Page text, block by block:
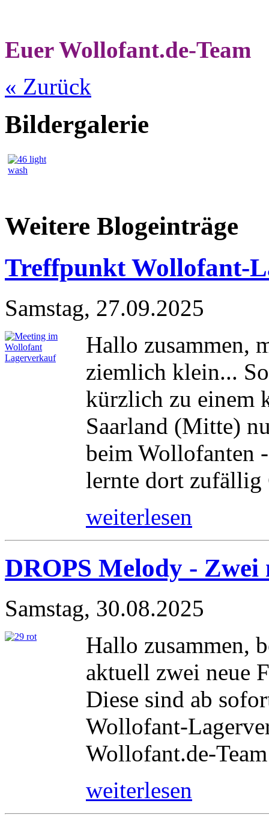
Euer Wollofant.de-Team
« Zurück
Bildergalerie
Weitere Blogeinträge
Treffpunkt Wollofant-
Samstag, 27.09.2025
Hallo zusammen,
ziemlich klein...
kürzlich zu einem
Saarland (Mitte)
beim Wollofanten
lernte dort zufällig
weiterlesen
DROPS Melody - Zwei
Samstag, 30.08.2025
Hallo zusammen,
aktuell zwei neue
Diese sind ab
Wollofant-
Wollofant.de-Team
weiterlesen